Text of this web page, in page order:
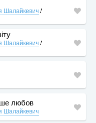
Шалайкевич /
Шалайкевич /
любов
Шалайкевич